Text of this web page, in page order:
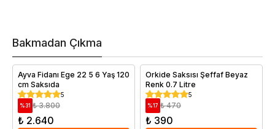
Bakmadan Çıkma
Ayva Fidanı Ege 22 5 6 Yaş 120
cm Saksıda
5
%31 ₺ 3.800
₺ 2.640
Orkide Saksısı Şeffaf Beyaz
Renk 0.7 Litre
5
%17 ₺ 470
₺ 390